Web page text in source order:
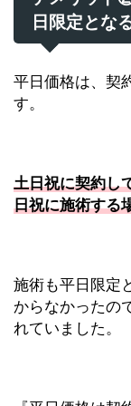
日限定とな
平日価格は、契
す。
土日祝に契約し
日祝に施術する
施術も平日限定
からなかったの
れていました。